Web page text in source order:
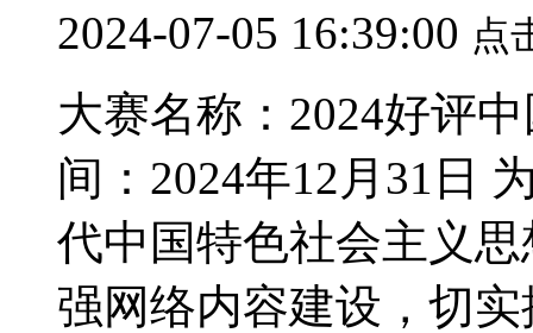
2024-07-05 16:39:00 点
大赛名称：2024好评
间：2024年12月31日
代中国特色社会主义
强网络内容建设，切